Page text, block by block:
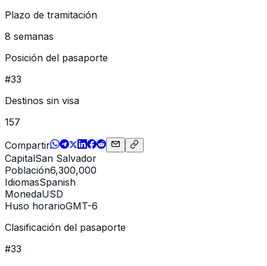
Plazo de tramitación
8 semanas
Posición del pasaporte
#33
Destinos sin visa
157
Compartir
CapitalSan Salvador
Población6,300,000
IdiomasSpanish
MonedaUSD
Huso horarioGMT-6
Clasificación del pasaporte
#33